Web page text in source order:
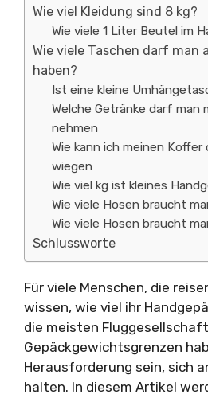
Wie viel Kleidung sind 8 kg?
Wie viele 1 Liter Beutel im
Wie viele Taschen darf man
haben?
Ist eine kleine
Welche Getränke darf man
nehmen
Wie kann ich meinen Koffer
wiegen
Wie viel kg ist kleines
Wie viele Hosen braucht
Wie viele Hosen braucht
Schlussworte
Für viele Menschen, die
wissen, wie viel ihr
die meisten
Gepäckgewichtsgrenzen
Herausforderung sein, sich
halten. In diesem Artikel